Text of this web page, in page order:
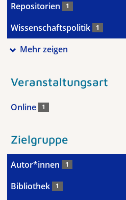
Repositorien 1
Wissenschaftspolitik 1
Mehr zeigen
Veranstaltungsart
Online 1
Zielgruppe
Autor*innen 1
Bibliothek 1